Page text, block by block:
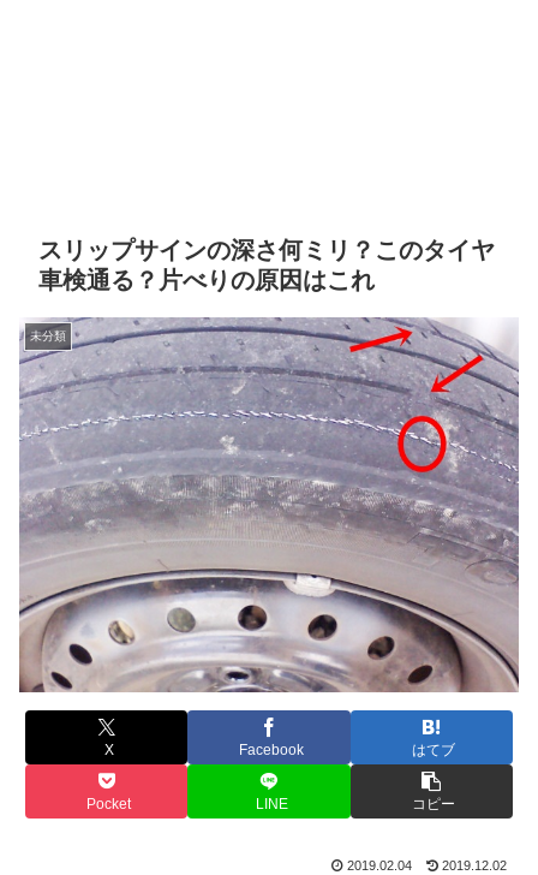
スリップサインの深さ何ミリ？このタイヤ
車検通る？片べりの原因はこれ
未分類
X Facebook はてブ
Pocket LINE コピー
2019.02.04 2019.12.02